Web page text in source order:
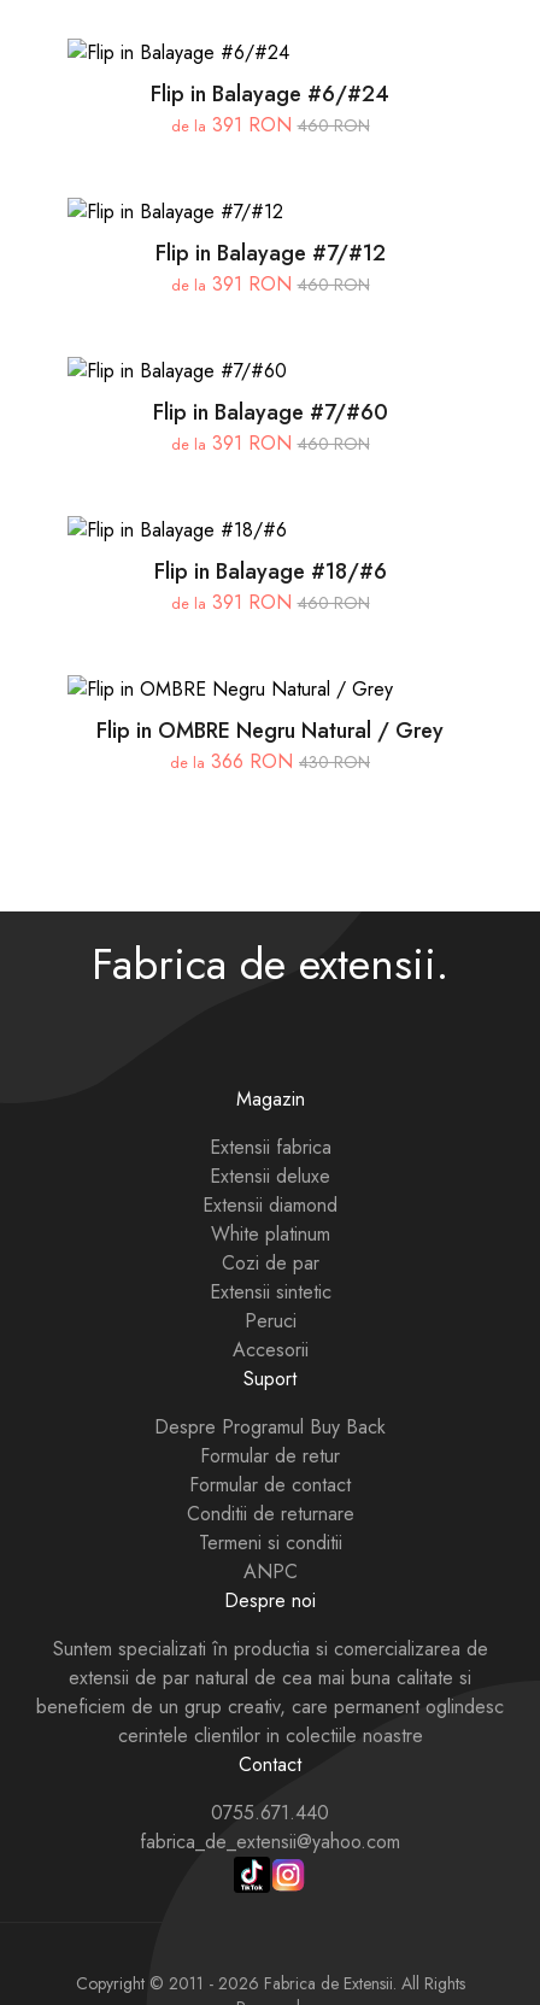
Flip in Balayage #6/#24
de la 391 RON 460 RON
Flip in Balayage #7/#12
de la 391 RON 460 RON
Flip in Balayage #7/#60
de la 391 RON 460 RON
Flip in Balayage #18/#6
de la 391 RON 460 RON
Flip in OMBRE Negru Natural / Grey
de la 366 RON 430 RON
Fabrica de extensii.
Magazin
Extensii fabrica
Extensii deluxe
Extensii diamond
White platinum
Cozi de par
Extensii sintetic
Peruci
Accesorii
Suport
Despre Programul Buy Back
Formular de retur
Formular de contact
Conditii de returnare
Termeni si conditii
ANPC
Despre noi
Suntem specializati în productia si comercializarea de
extensii de par natural de cea mai buna calitate si
beneficiem de un grup creativ, care permanent oglindesc
cerintele clientilor in colectiile noastre
Contact
0755.671.440
fabrica_de_extensii@yahoo.com
Copyright © 2011 - 2026 Fabrica de Extensii. All Rights